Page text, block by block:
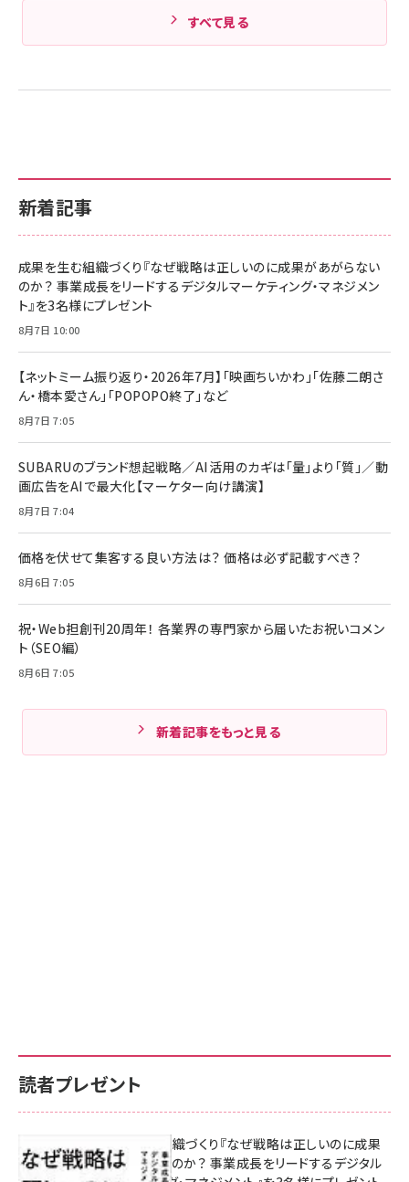
新着記事
成果を生む組織づくり『なぜ戦略は正しいのに成果があがらない
のか？ 事業成長をリードするデジタルマーケティング・マネジメン
ト』を3名様にプレゼント
8月7日 10:00
【ネットミーム振り返り・2026年7月】「映画ちいかわ」「佐藤二朗さ
ん・橋本愛さん」「POPOPO終了」など
8月7日 7:05
SUBARUのブランド想起戦略／AI活用のカギは「量」より「質」／動
画広告をAIで最大化【マーケター向け講演】
8月7日 7:04
価格を伏せて集客する良い方法は？ 価格は必ず記載すべき？
8月6日 7:05
祝・Web担創刊20周年！ 各業界の専門家から届いたお祝いコメン
ト（SEO編）
8月6日 7:05
新着記事をもっと見る
読者プレゼント
成果を生む組織づくり『なぜ戦略は正しいのに成果
があがらないのか？ 事業成長をリードするデジタル
すべて見る